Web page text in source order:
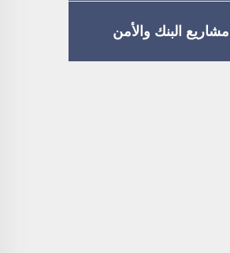
مشاريع البنك والأمن